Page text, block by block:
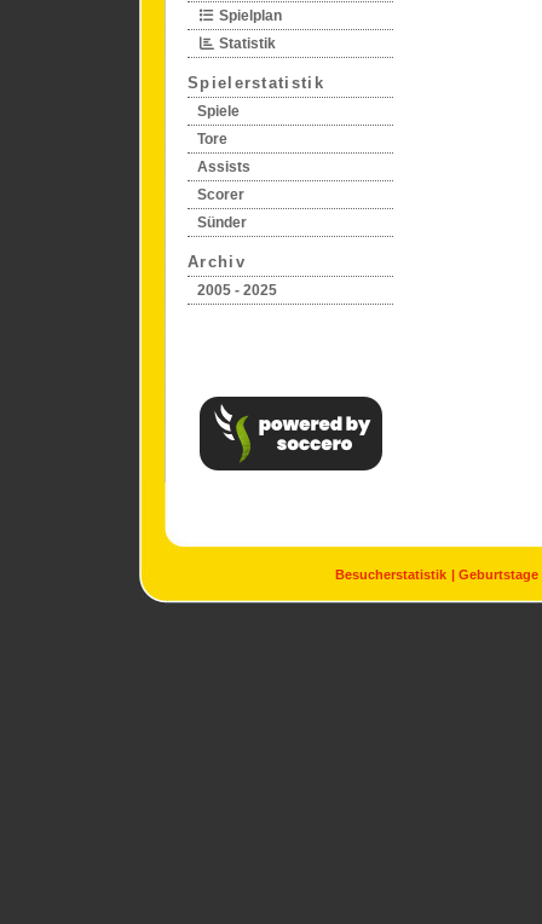
Spielplan
Statistik
Spielerstatistik
Spiele
Tore
Assists
Scorer
Sünder
Archiv
2005 - 2025
Besucherstatistik Geburtstage